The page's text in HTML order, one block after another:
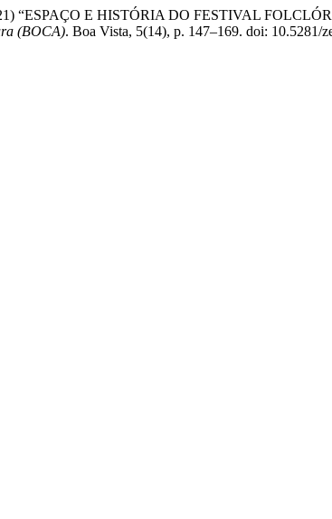
“ESPAÇO E HISTÓRIA DO FESTIVAL
(BOCA). Boa Vista, 5(14), p. 147–169. doi: 10.5281/